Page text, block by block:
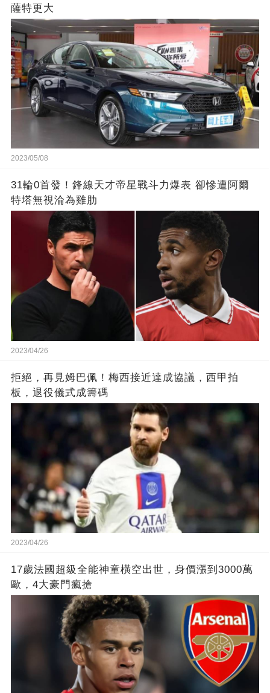
薩特更大
2023/05/08
31輪0首發！鋒線天才帝星戰斗力爆表 卻慘遭阿爾
特塔無視淪為雞肋
2023/04/26
拒絕，再見姆巴佩！梅西接近達成協議，西甲拍
板，退役儀式成籌碼
2023/04/26
17歲法國超級全能神童橫空出世，身價漲到3000萬
歐，4大豪門瘋搶